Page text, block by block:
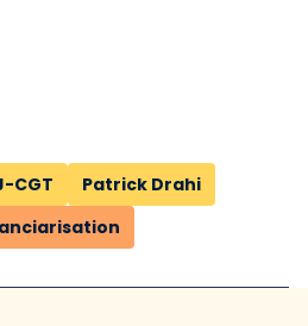
CGT
Patrick Drahi